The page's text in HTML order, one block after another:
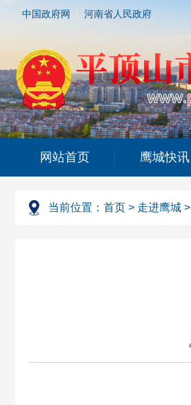
中国政府网 河南省人民政府
网站首页 鹰城快讯
当前位置： 首页 > 走进鹰城 >